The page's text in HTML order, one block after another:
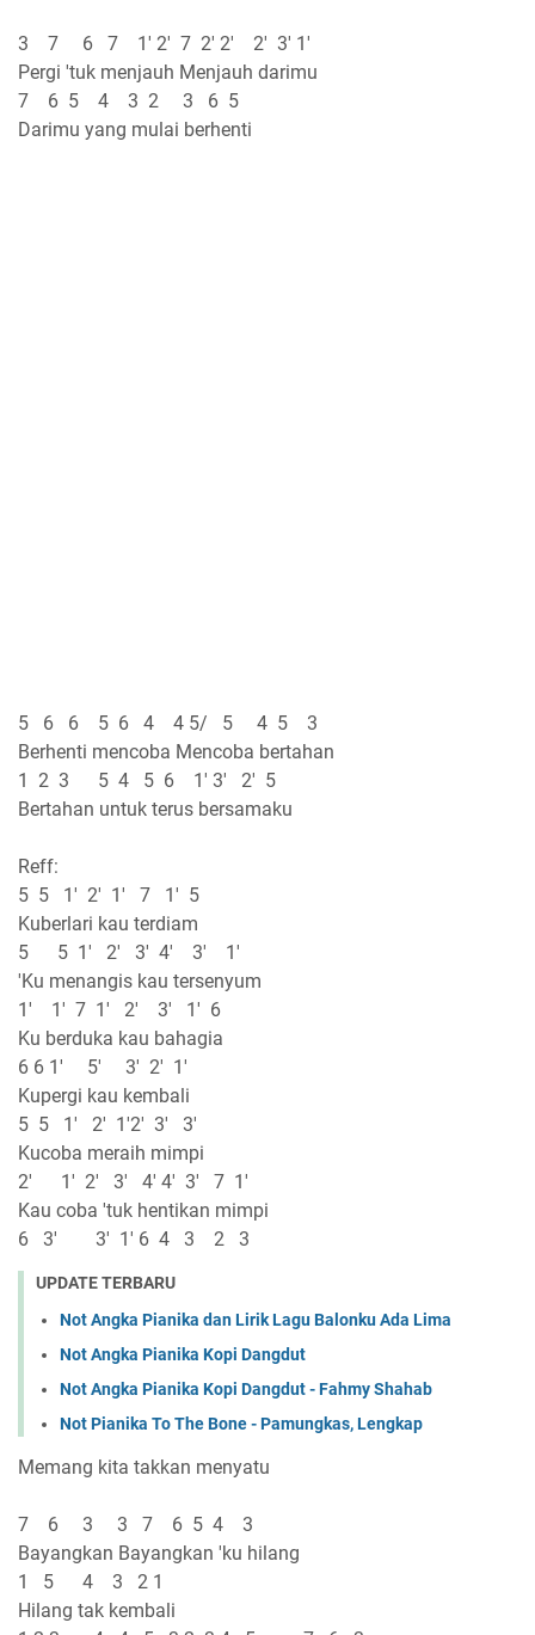
3 7 6 7 1' 2' 7 2' 2' 2' 3' 1'
Pergi 'tuk menjauh Menjauh darimu
7 6 5 4 3 2 3 6 5
Darimu yang mulai berhenti
5 6 6 5 6 4 4 5/ 5 4 5 3
Berhenti mencoba Mencoba bertahan
1 2 3 5 4 5 6 1' 3' 2' 5
Bertahan untuk terus bersamaku
Reff:
5 5 1' 2' 1' 7 1' 5
Kuberlari kau terdiam
5 5 1' 2' 3' 4' 3' 1'
'Ku menangis kau tersenyum
1' 1' 7 1' 2' 3' 1' 6
Ku berduka kau bahagia
6 6 1' 5' 3' 2' 1'
Kupergi kau kembali
5 5 1' 2' 1'2' 3' 3'
Kucoba meraih mimpi
2' 1' 2' 3' 4' 4' 3' 7 1'
Kau coba 'tuk hentikan mimpi
6 3' 3' 1' 6 4 3 2 3
UPDATE TERBARU
Not Angka Pianika dan Lirik Lagu Balonku Ada Lima
Not Angka Pianika Kopi Dangdut
Not Angka Pianika Kopi Dangdut - Fahmy Shahab
Not Pianika To The Bone - Pamungkas, Lengkap
Memang kita takkan menyatu
7 6 3 3 7 6 5 4 3
Bayangkan Bayangkan 'ku hilang
1 5 4 3 2 1
Hilang tak kembali